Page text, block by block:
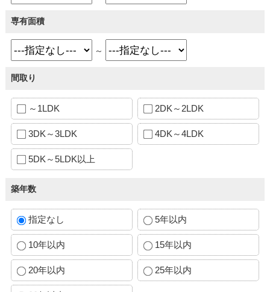
専有面積
～
間取り
～1LDK 2DK～2LDK
3DK～3LDK 4DK～4LDK
5DK～5LDK以上
築年数
指定なし 5年以内
10年以内 15年以内
20年以内 25年以内